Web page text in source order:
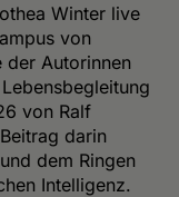
Winter live
von
der Autorinnen
von Ralf
darin
dem Ringen
Intelligenz.